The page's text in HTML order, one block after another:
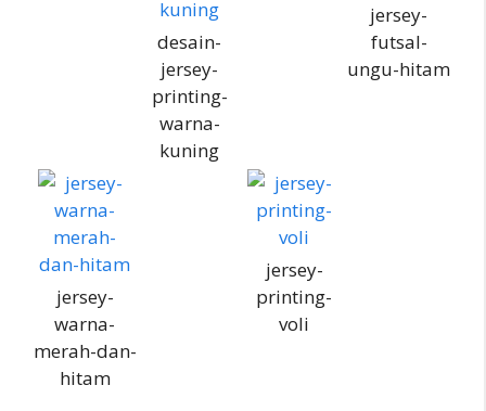
desain-
jersey-
printing-
warna-
kuning
jersey-
futsal-
ungu-hitam
jersey-
warna-
merah-dan-
hitam
jersey-
printing-
voli